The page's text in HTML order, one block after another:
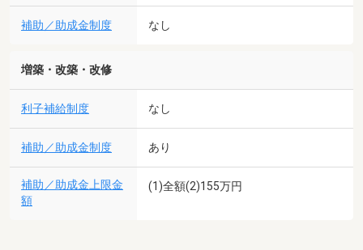
補助／助成金制度 なし
増築・改築・改修
利子補給制度 なし
補助／助成金制度 あり
補助／助成金上限金
額
(1)全額(2)155万円